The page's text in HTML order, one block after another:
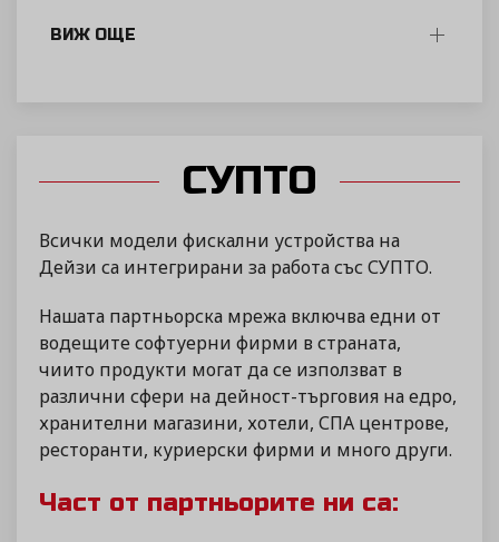
ВИЖ ОЩЕ
СУПТО
Всички модели фискални устройства на
Дейзи са интегрирани за работа със СУПТО.
Нашата партньорска мрежа включва едни от
водещите софтуерни фирми в страната,
чиито продукти могат да се използват в
различни сфери на дейност-търговия на едро,
хранителни магазини, хотели, СПА центрове,
ресторанти, куриерски фирми и много други.
Част от партньорите ни са: